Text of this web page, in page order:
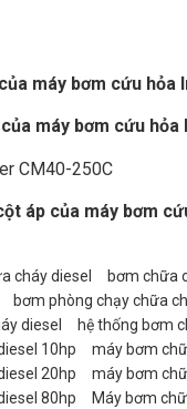
máy bơm cứu hỏa
máy bơm cứu hỏa
áp của máy bơm
cháy diesel bơm chữa
bơm phòng chạy chữa
diesel
hệ thống bơm
10hp
máy bơm
20hp
máy bơm
80hp
Máy bơm